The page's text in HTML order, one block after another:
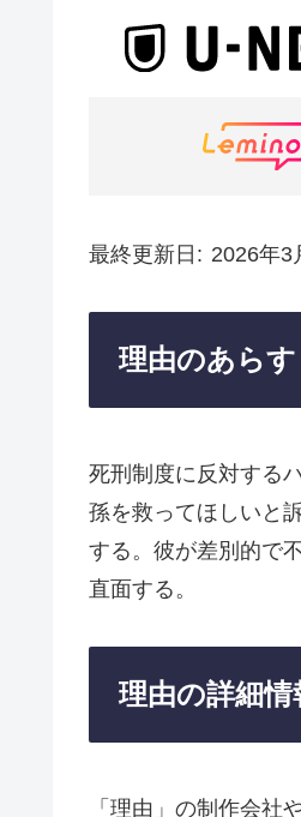
最終更新日 2026年3
理由のあらす
死刑制度に反対する
孫を救ってほしいと
する。彼が差別的で
直面する。
理由の詳細情
「理由」の制作会社